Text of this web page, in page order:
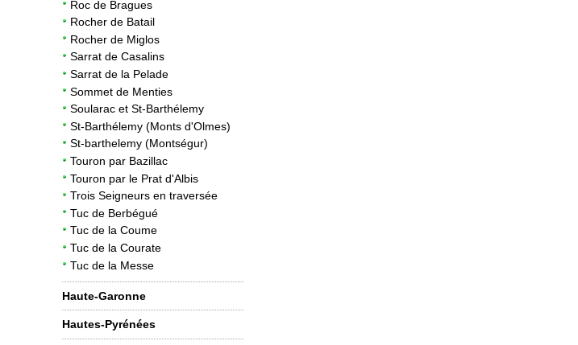
Roc de Bragues
Rocher de Batail
Rocher de Miglos
Sarrat de Casalins
Sarrat de la Pelade
Sommet de Menties
Soularac et St-Barthélemy
St-Barthélemy (Monts d'Olmes)
St-barthelemy (Montségur)
Touron par Bazillac
Touron par le Prat d'Albis
Trois Seigneurs en traversée
Tuc de Berbégué
Tuc de la Coume
Tuc de la Courate
Tuc de la Messe
Haute-Garonne
Hautes-Pyrénées